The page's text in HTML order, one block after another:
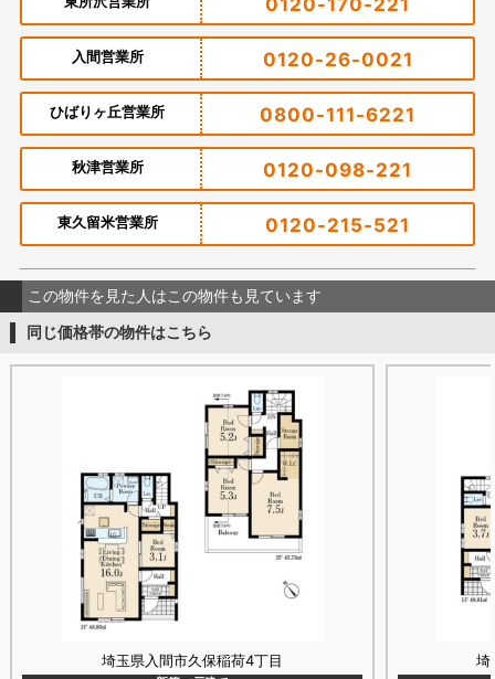
入間営業所 0120-26-0021
ひばりヶ丘営業所 0800-111-6221
秋津営業所 0120-098-221
東久留米営業所 0120-215-521
この物件を見た人はこの物件も見ています
同じ価格帯の物件はこちら
埼玉県入間市久保稲荷4丁目 埼